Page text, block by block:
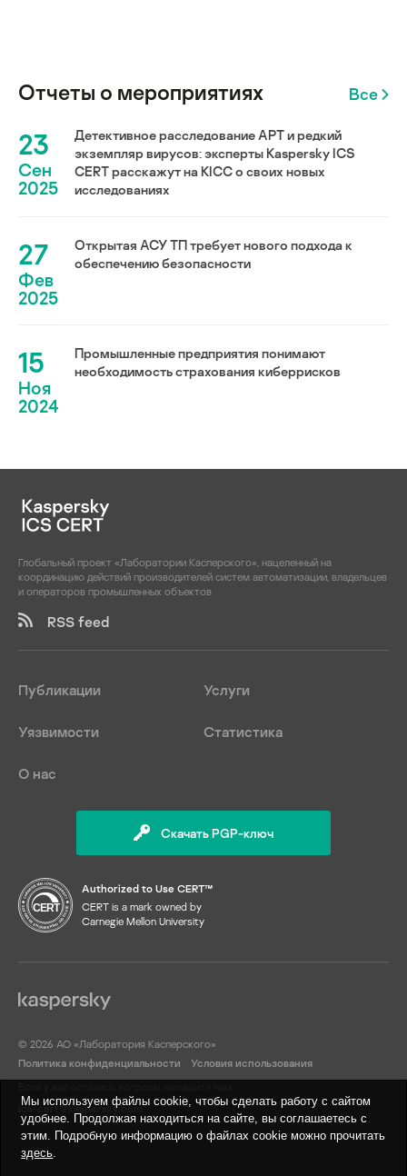
Отчеты о мероприятиях Все
23
Сен
2025
Детективное расследование АРТ и редкий
экземпляр вирусов: эксперты Kaspersky ICS
CERT расскажут на KICC о своих новых
исследованиях
27
Фев
2025
Открытая АСУ ТП требует нового подхода к
обеспечению безопасности
15
Ноя
2024
Промышленные предприятия понимают
необходимость страхования киберрисков
Глобальный проект «Лаборатории Касперского», нацеленный на
координацию действий производителей систем автоматизации, владельцев
и операторов промышленных объектов
RSS feed
Публикации Услуги
Уязвимости Статистика
О нас
Скачать PGP-ключ
Authorized to Use CERT™
CERT is a mark owned by
Carnegie Mellon University
© 2026 АО «Лаборатория Касперского»
Политика конфиденциальности
Условия использования
ics-cert@kaspersky.com
Мы используем файлы cookie, чтобы сделать работу с сайтом
удобнее. Продолжая находиться на сайте, вы соглашаетесь с
этим. Подробную информацию о файлах cookie можно прочитать
здесь.